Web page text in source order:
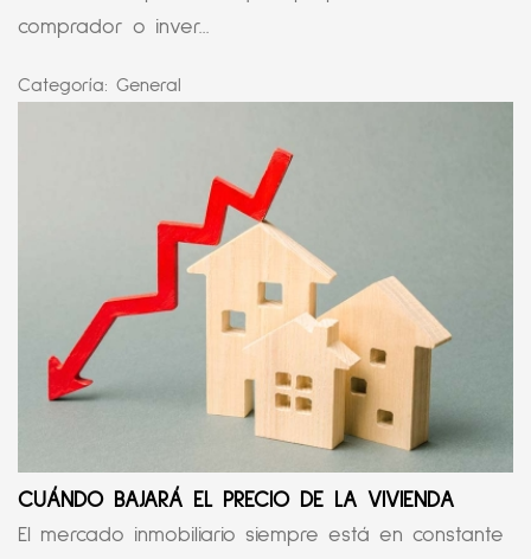
comprador o inver...
Categoría: General
CUÁNDO BAJARÁ EL PRECIO DE LA VIVIENDA
El mercado inmobiliario siempre está en constante